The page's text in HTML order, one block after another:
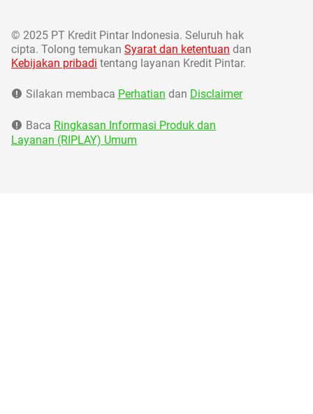
© 2025 PT Kredit Pintar Indonesia. Seluruh hak
cipta. Tolong temukan Syarat dan ketentuan dan
Kebijakan pribadi tentang layanan Kredit Pintar.
Silakan membaca Perhatian dan Disclaimer
Baca Ringkasan Informasi Produk dan
Layanan (RIPLAY) Umum